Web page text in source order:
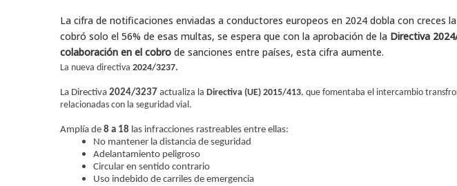
La cifra de notificaciones enviadas a conductores europeos en 2024 dobla con creces
cobró solo el 56% de esas multas, se espera que con la aprobación de la Directiva
colaboración en el cobro de sanciones entre países, esta cifra aumente.
La nueva directiva 2024/3237.
La Directiva 2024/3237 actualiza la Directiva (UE) 2015/413, que fomentaba el intercambio
relacionadas con la seguridad vial.
Amplía de 8 a 18 las infracciones rastreables entre ellas:
No mantener la distancia de seguridad
Adelantamiento peligroso
Circular en sentido contrario
Uso indebido de carriles de emergencia